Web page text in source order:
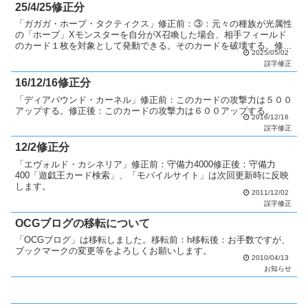
25/4/25修正分
「ガガガ・ホープ・タクティクス」修正前：③：元々の種族が光属性
の「ホープ」Xモンスターを自分がX召喚した場合、相手フィールド
のカード１枚を対象として発動できる。そのカードを破壊する。修正
後：③：元々の属性が光属性の「ホープ」Xモンスターを自...2025/05/02
誤字修正
16/12/16修正分
「ディアバウンド・カーネル」修正前：このカードの攻撃力は５００
アップする。修正後：このカードの攻撃力は６００アップする。
2016/12/16
誤字修正
12/2修正分
「エヴォルド・カシネリア」修正前：守備力4000修正後：守備力
400「遊戯王カード検索」、「モバイルサイト」は次回更新時に反映
します。
2011/12/02
誤字修正
OCGブログの移転について
「OCGブログ」は移転しました。移転前：h移転後：お手数ですが、
ブックマークの変更等をよろしくお願いします。
2010/04/13
お知らせ